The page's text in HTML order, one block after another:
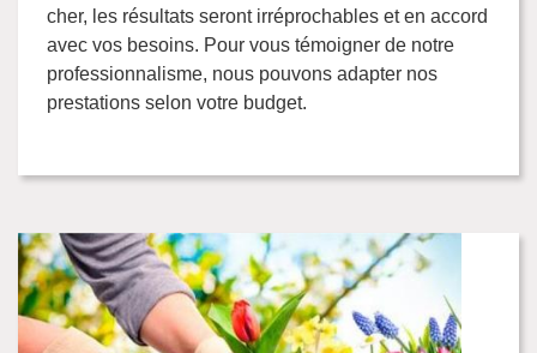
cher, les résultats seront irréprochables et en accord
avec vos besoins. Pour vous témoigner de notre
professionnalisme, nous pouvons adapter nos
prestations selon votre budget.